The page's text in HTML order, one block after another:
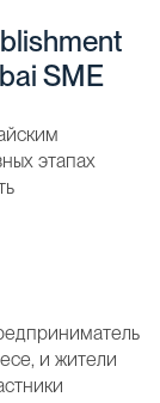
SME
этапах
и жители